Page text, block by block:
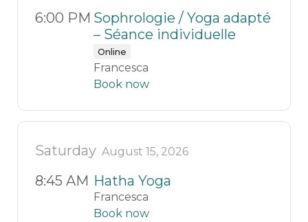
6:00 PM Sophrologie / Yoga adapté
– Séance individuelle
Online
Francesca
Book now
Saturday August 15, 2026
8:45 AM Hatha Yoga
Francesca
Book now